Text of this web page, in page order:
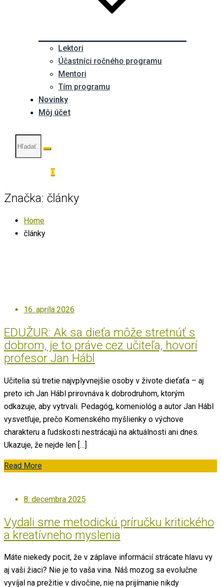
Lektori
Účastníci ročného programu
Mentori
Tím programu
Novinky
Môj účet
0
Značka: články
Home
články
Posted
16. apríla 2026
EDUŽUR: Ak sa dieťa môže stretnúť s
dobrom, je to práve cez učiteľa, hovorí
profesor Jan Hábl
Učitelia sú tretie najvplyvnejšie osoby v živote dieťaťa – aj
preto ich Jan Hábl prirovnáva k dobrodruhom, ktorým
odkazuje, aby vytrvali. Pedagóg, komeniológ a autor Jan Hábl
vysvetľuje, prečo Komenského myšlienky o výchove
charakteru a ľudskosti nestrácajú na aktuálnosti ani dnes.
Ukazuje, že nejde len […]
Read More
Posted
8. decembra 2025
Vydali sme metodickú príručku kritického
a kreatívneho myslenia
Máte niekedy pocit, že v záplave informácií strácate hlavu vy
aj vaši žiaci? Nie je to vaša vina. Náš mozog sa evolučne
vyvíjal na prežitie v divočine, nie na prijímanie nikdy